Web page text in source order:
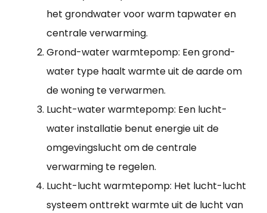
het grondwater voor warm tapwater en
centrale verwarming.
Grond-water warmtepomp: Een grond-
water type haalt warmte uit de aarde om
de woning te verwarmen.
Lucht-water warmtepomp: Een lucht-
water installatie benut energie uit de
omgevingslucht om de centrale
verwarming te regelen.
Lucht-lucht warmtepomp: Het lucht-lucht
systeem onttrekt warmte uit de lucht van